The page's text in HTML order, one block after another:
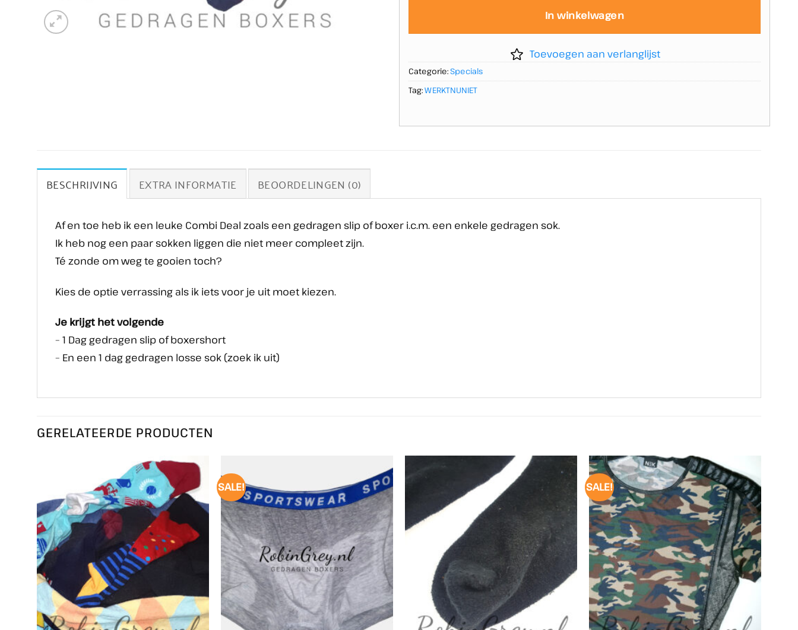
In winkelwagen
Toevoegen aan verlanglijst
Categorie:Specials
Tag:WERKTNUNIET
BESCHRIJVING EXTRA INFORMATIE BEOORDELINGEN (0)
Af en toe heb ik een leuke Combi Deal zoals een gedragen slip of boxer i.c.m. een enkele gedragen sok.
Ik heb nog een paar sokken liggen die niet meer compleet zijn.
Té zonde om weg te gooien toch?
Kies de optie verrassing als ik iets voor je uit moet kiezen.
Je krijgt het volgende
– 1 Dag gedragen slip of boxershort
– En een 1 dag gedragen losse sok (zoek ik uit)
GERELATEERDE PRODUCTEN
SALE! SALE!